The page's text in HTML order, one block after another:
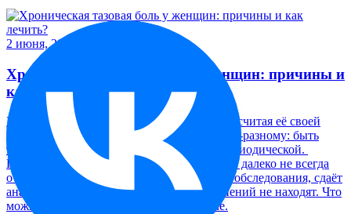
2 июня, 2026
Хроническая тазовая боль у женщин: причины и
как лечить?
Многие женщины живут с тазовой болью, считая её своей
женской долей. Боль может проявляться по-разному: быть
тянущей или ноющей, постоянной или периодической.
Проблема в том, что причина дискомфорта далеко не всегда
очевидна. Бывает, что женщина проходит обследования, сдаёт
анализы, делает УЗИ, а серьёзных отклонений не находят. Что
можно сделать, разбираемся в материале.